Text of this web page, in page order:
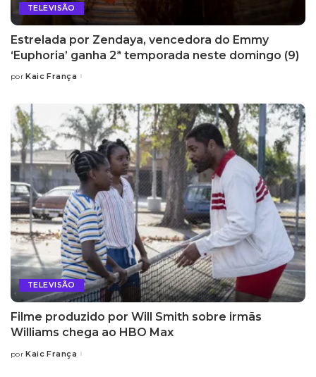
TELEVISÃO
Estrelada por Zendaya, vencedora do Emmy
‘Euphoria’ ganha 2ª temporada neste domingo (9)
Posted
por Kaic França
TELEVISÃO
Filme produzido por Will Smith sobre irmãs
Williams chega ao HBO Max
Posted
por Kaic França